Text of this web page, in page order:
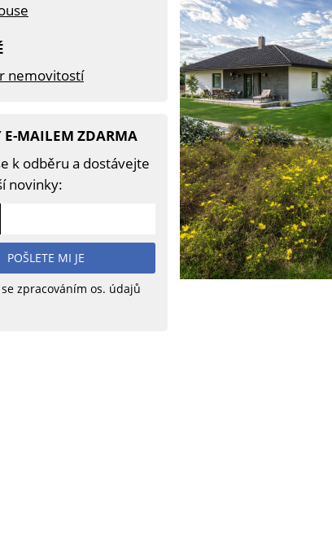
nemovitostí
MAILEM ZDARMA
k odběru a dostávejte
novinky:
POŠLETE MI JE
zpracováním os. údajů